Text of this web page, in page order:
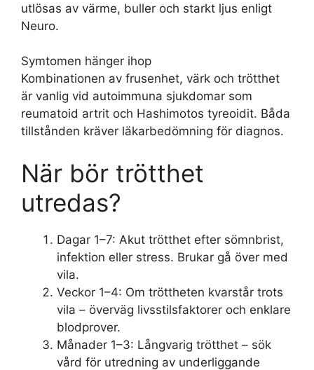
utlösas av värme, buller och starkt ljus enligt
Neuro.
Symtomen hänger ihop
Kombinationen av frusenhet, värk och trötthet
är vanlig vid autoimmuna sjukdomar som
reumatoid artrit och Hashimotos tyreoidit. Båda
tillstånden kräver läkarbedömning för diagnos.
När bör trötthet
utredas?
Dagar 1–7: Akut trötthet efter sömnbrist,
infektion eller stress. Brukar gå över med
vila.
Veckor 1–4: Om tröttheten kvarstår trots
vila – överväg livsstilsfaktorer och enklare
blodprover.
Månader 1–3: Långvarig trötthet – sök
vård för utredning av underliggande